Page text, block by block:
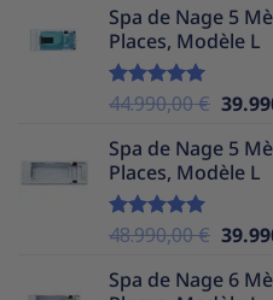
initial
était :
Spa de Nage 5
Places, Modèle L
Note5.00
44.990,00€ Le
initial
était :
Spa de Nage 5
Places, Modèle L
Note5.00
48.990,00€ Le
initial
Spa de Nage 6